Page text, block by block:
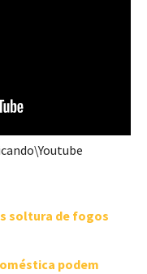
soltura de fogos
podem